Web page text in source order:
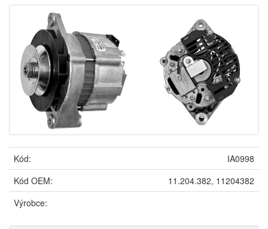
Kód:
IA0998
Kód OEM:
11.204.382, 11204382
Výrobce: